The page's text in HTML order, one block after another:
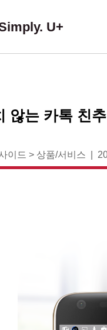
U+
않는 카톡 친
이드 > 상품/서비스